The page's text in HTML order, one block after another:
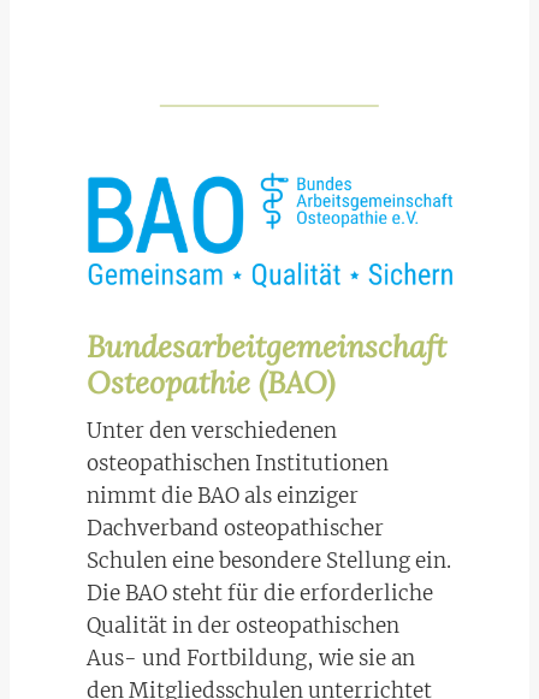
Bundesarbeitgemeinschaft
Osteopathie (BAO)
Unter den verschiedenen
osteopathischen Institutionen
nimmt die BAO als einziger
Dachverband osteopathischer
Schulen eine besondere Stellung ein.
Die BAO steht für die erforderliche
Qualität in der osteopathischen
Aus- und Fortbildung, wie sie an
den Mitgliedsschulen unterrichtet